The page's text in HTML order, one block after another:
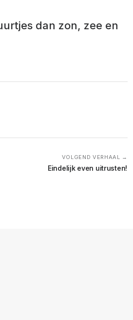
dan zon, zee en
VOLGEND VERHAAL →
Eindelijk even uitrusten!